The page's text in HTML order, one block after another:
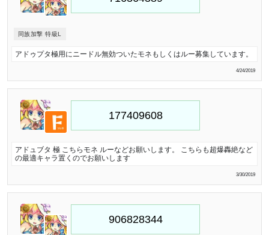
同族加撃 特級L
アドゥプタ極用にニードル無効ついたモネもしくはルー募集しています。
4/24/2019
アドュブタ 極 こちらモネ ルーなどお願いします。 こちらも超爆轟絶など
の最適キャラ置くのでお願いします
3/30/2019